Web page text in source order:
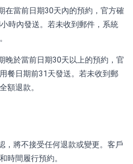
在當前日期30天內的預約，官方確
時內發送。若未收到郵件，系統
晚於當前日期30天以上的預約，官
餐日期前31天發送。若未收到郵
額退款。
，將不接受任何退款或變更。客戶
時間履行預約。